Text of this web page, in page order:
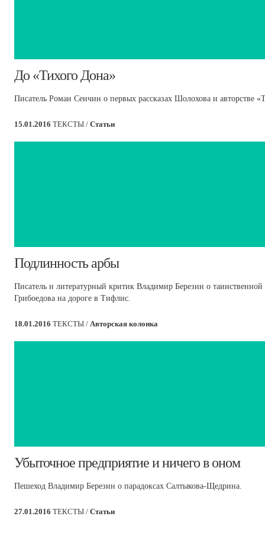
До «Тихого Дона»
Писатель Роман Сенчин о первых рассказах Шолохова и авторстве
15.01.2016 ТЕКСТЫ / Статьи
​Подлинность арбы
Писатель и литературный критик Владимир Березин о
Грибоедова на дороге в Тифлис.
18.01.2016 ТЕКСТЫ / Авторская колонка
​Убыточное предприятие и ничего в оном
Пешеход Владимир Березин о парадоксах Салтыкова-Щедрина.
27.01.2016 ТЕКСТЫ / Статьи